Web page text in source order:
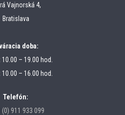
Vajnorská 4,
Bratislava
doba:
– 19.00 hod.
– 16.00 hod.
Telefón:
(0) 911 933 099